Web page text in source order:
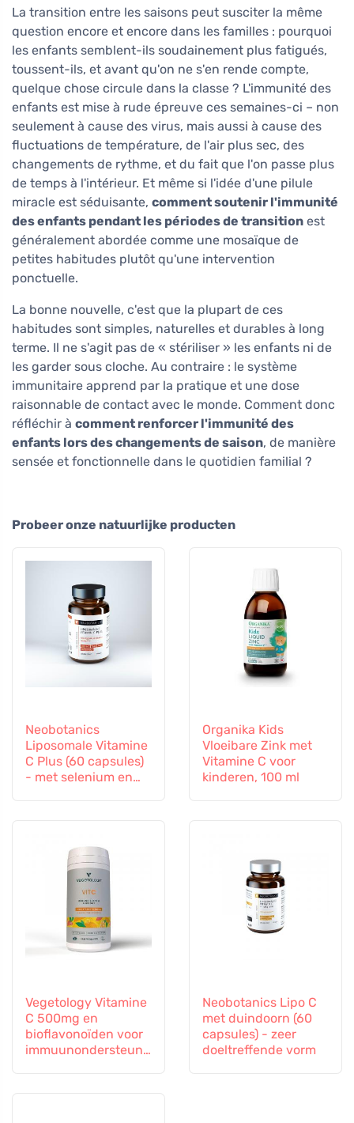
La transition entre les saisons peut susciter la même
question encore et encore dans les familles : pourquoi
les enfants semblent-ils soudainement plus fatigués,
toussent-ils, et avant qu'on ne s'en rende compte,
quelque chose circule dans la classe ? L'immunité des
enfants est mise à rude épreuve ces semaines-ci – non
seulement à cause des virus, mais aussi à cause des
fluctuations de température, de l'air plus sec, des
changements de rythme, et du fait que l'on passe plus
de temps à l'intérieur. Et même si l'idée d'une pilule
miracle est séduisante, comment soutenir l'immunité
des enfants pendant les périodes de transition est
généralement abordée comme une mosaïque de
petites habitudes plutôt qu'une intervention
ponctuelle.
La bonne nouvelle, c'est que la plupart de ces
habitudes sont simples, naturelles et durables à long
terme. Il ne s'agit pas de « stériliser » les enfants ni de
les garder sous cloche. Au contraire : le système
immunitaire apprend par la pratique et une dose
raisonnable de contact avec le monde. Comment donc
réfléchir à comment renforcer l'immunité des
enfants lors des changements de saison, de manière
sensée et fonctionnelle dans le quotidien familial ?
Probeer onze natuurlijke producten
Neobotanics
Liposomale Vitamine
C Plus (60 capsules)
- met selenium en
Organika Kids
Vloeibare Zink met
Vitamine C voor
kinderen, 100 ml
Vegetology Vitamine
C 500mg en
bioflavonoïden voor
immuunondersteuni
Neobotanics Lipo C
met duindoorn (60
capsules) - zeer
doeltreffende vorm